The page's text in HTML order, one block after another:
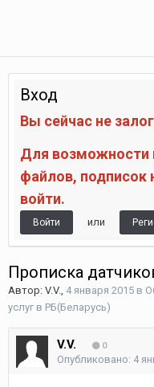
Вход
Вы сейчас не
Для возможности
файлов, подписок
войти.
Войти или
Прописка
Автор: V.V., 4 января 2015 в
услуг в РБ(Беларусь)
V.V. 0
Опубликовано: 4